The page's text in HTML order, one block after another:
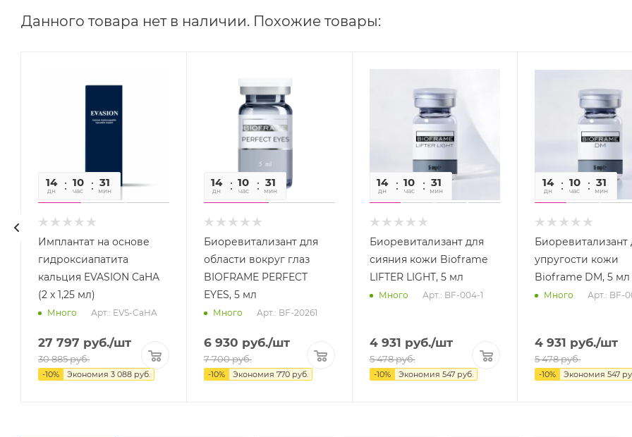
Данного товара нет в наличии. Похожие товары:
14
дн
10
час
31
мин
40
Имплантат на основе
гидроксиапатита
кальция EVASION CaHA
(2 х 1,25 мл)
Много Арт.: EVS-CaHA
27 797 руб./шт
30 885руб.
-10% Экономия 3 088 руб.
14
дн
10
час
31
мин
40
Биоревитализант для
области вокруг глаз
BIOFRAME PERFECT
EYES, 5 мл
Много Арт.: BF-20261
6 930 руб./шт
7 700руб.
-10% Экономия 770руб.
14
дн
10
час
31
мин
40
Биоревитализант для
сияния кожи Bioframe
LIFTER LIGHT, 5 мл
Много Арт.: BF-004-1
4 931 руб./шт
5 478руб.
-10% Экономия 547руб.
14
дн
10
час
31
мин
Биоревитализант
упругости кожи
Bioframe DM, 5 мл
Много Арт.: BF-
4 931 руб./шт
5 478руб.
-10% Экономия 547